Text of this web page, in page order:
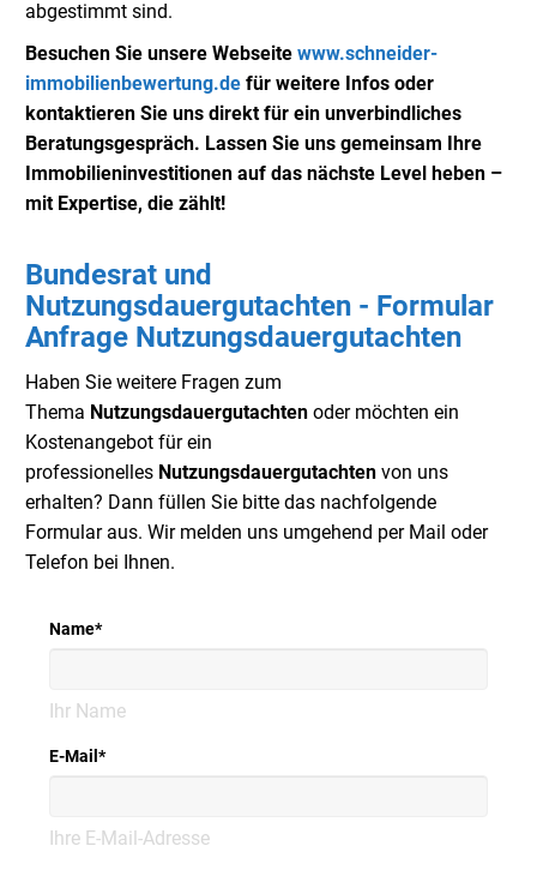
abgestimmt sind.
Besuchen Sie unsere Webseite www.schneider-
immobilienbewertung.de für weitere Infos oder
kontaktieren Sie uns direkt für ein unverbindliches
Beratungsgespräch. Lassen Sie uns gemeinsam Ihre
Immobilieninvestitionen auf das nächste Level heben –
mit Expertise, die zählt!
Bundesrat und
Nutzungsdauergutachten - Formular
Anfrage Nutzungsdauergutachten
Haben Sie weitere Fragen zum
Thema Nutzungsdauergutachten oder möchten ein
Kostenangebot für ein
professionelles Nutzungsdauergutachten von uns
erhalten? Dann füllen Sie bitte das nachfolgende
Formular aus. Wir melden uns umgehend per Mail oder
Telefon bei Ihnen.
Name*
Ihr Name
E-Mail *
Ihre E-Mail-Adresse